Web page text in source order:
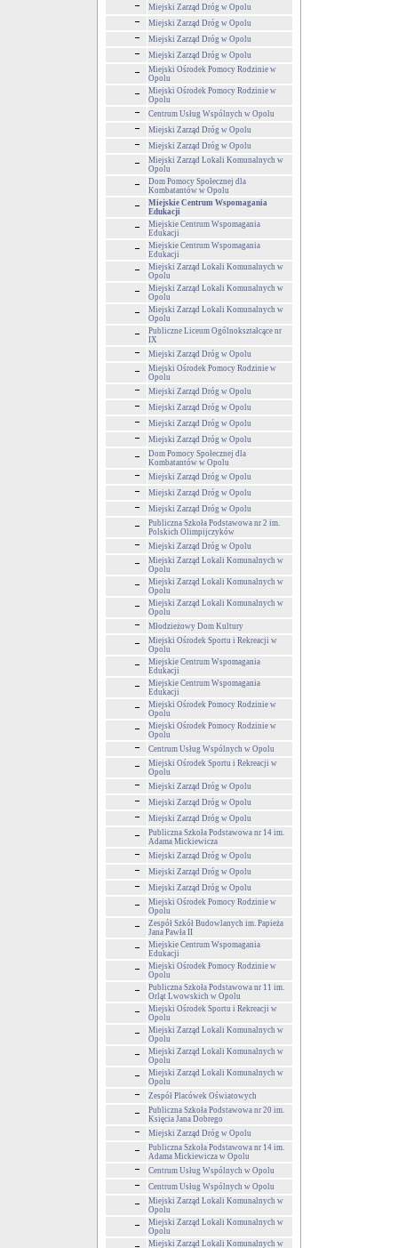
Miejski Zarząd Dróg w Opolu
Miejski Zarząd Dróg w Opolu
Miejski Zarząd Dróg w Opolu
Miejski Zarząd Dróg w Opolu
Miejski Ośrodek Pomocy Rodzinie w
Opolu
Miejski Ośrodek Pomocy Rodzinie w
Opolu
Centrum Usług Wspólnych w Opolu
Miejski Zarząd Dróg w Opolu
Miejski Zarząd Dróg w Opolu
Miejski Zarząd Lokali Komunalnych w
Opolu
Dom Pomocy Społecznej dla
Kombatantów w Opolu
Miejskie Centrum Wspomagania
Edukacji
Miejskie Centrum Wspomagania
Edukacji
Miejskie Centrum Wspomagania
Edukacji
Miejski Zarząd Lokali Komunalnych w
Opolu
Miejski Zarząd Lokali Komunalnych w
Opolu
Miejski Zarząd Lokali Komunalnych w
Opolu
Publiczne Liceum Ogólnokształcące nr
IX
Miejski Zarząd Dróg w Opolu
Miejski Ośrodek Pomocy Rodzinie w
Opolu
Miejski Zarząd Dróg w Opolu
Miejski Zarząd Dróg w Opolu
Miejski Zarząd Dróg w Opolu
Miejski Zarząd Dróg w Opolu
Dom Pomocy Społecznej dla
Kombatantów w Opolu
Miejski Zarząd Dróg w Opolu
Miejski Zarząd Dróg w Opolu
Miejski Zarząd Dróg w Opolu
Publiczna Szkoła Podstawowa nr 2 im.
Polskich Olimpijczyków
Miejski Zarząd Dróg w Opolu
Miejski Zarząd Lokali Komunalnych w
Opolu
Miejski Zarząd Lokali Komunalnych w
Opolu
Miejski Zarząd Lokali Komunalnych w
Opolu
Młodzieżowy Dom Kultury
Miejski Ośrodek Sportu i Rekreacji w
Opolu
Miejskie Centrum Wspomagania
Edukacji
Miejskie Centrum Wspomagania
Edukacji
Miejski Ośrodek Pomocy Rodzinie w
Opolu
Miejski Ośrodek Pomocy Rodzinie w
Opolu
Centrum Usług Wspólnych w Opolu
Miejski Ośrodek Sportu i Rekreacji w
Opolu
Miejski Zarząd Dróg w Opolu
Miejski Zarząd Dróg w Opolu
Miejski Zarząd Dróg w Opolu
Publiczna Szkoła Podstawowa nr 14 im.
Adama Mickiewicza
Miejski Zarząd Dróg w Opolu
Miejski Zarząd Dróg w Opolu
Miejski Zarząd Dróg w Opolu
Miejski Ośrodek Pomocy Rodzinie w
Opolu
Zespół Szkół Budowlanych im. Papieża
Jana Pawła II
Miejskie Centrum Wspomagania
Edukacji
Miejski Ośrodek Pomocy Rodzinie w
Opolu
Publiczna Szkoła Podstawowa nr 11 im.
Orląt Lwowskich w Opolu
Miejski Ośrodek Sportu i Rekreacji w
Opolu
Miejski Zarząd Lokali Komunalnych w
Opolu
Miejski Zarząd Lokali Komunalnych w
Opolu
Miejski Zarząd Lokali Komunalnych w
Opolu
Zespół Placówek Oświatowych
Publiczna Szkoła Podstawowa nr 20 im.
Księcia Jana Dobrego
Miejski Zarząd Dróg w Opolu
Publiczna Szkoła Podstawowa nr 14 im.
Adama Mickiewicza w Opolu
Centrum Usług Wspólnych w Opolu
Centrum Usług Wspólnych w Opolu
Miejski Zarząd Lokali Komunalnych w
Opolu
Miejski Zarząd Lokali Komunalnych w
Opolu
Miejski Zarząd Lokali Komunalnych w